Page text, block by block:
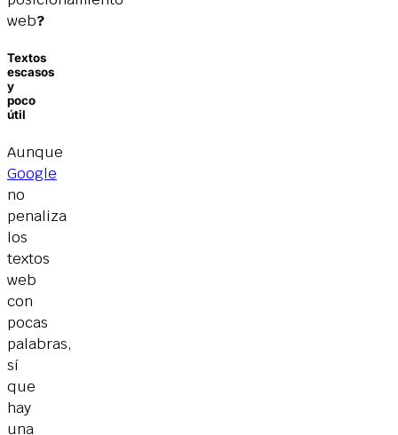
web?
Textos
escasos
y
poco
útil
Aunque
Google
no
penaliza
los
textos
web
con
pocas
palabras,
sí
que
hay
una